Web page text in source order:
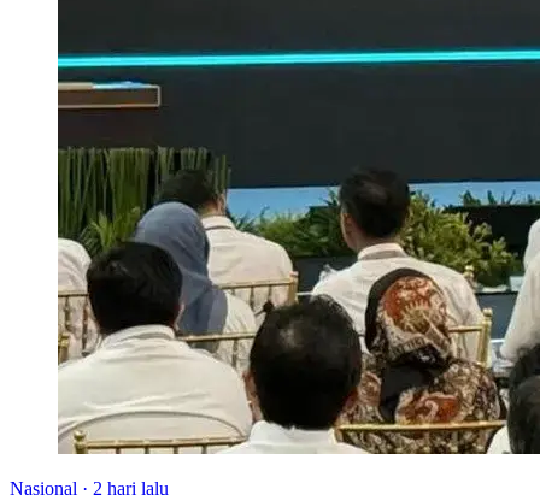
Nasional · 2 hari lalu